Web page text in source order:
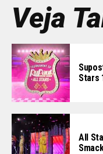
Veja
Stars
All